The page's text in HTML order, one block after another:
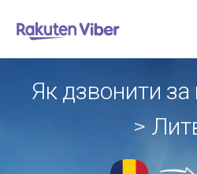
Як дзвонити
>